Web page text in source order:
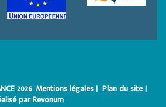
2026 Mentions légales | Plan du site |
par Revonum